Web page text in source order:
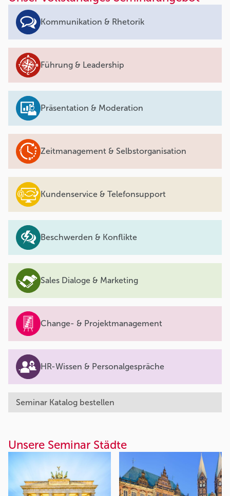
Kommunikation & Rhetorik
Führung & Leadership
Präsentation & Moderation
Zeitmanagement & Selbstorganisation
Kundenservice & Telefonsupport
Beschwerden & Konflikte
Sales Dialoge & Marketing
Change- & Projektmanagement
HR-Wissen & Personalgespräche
Seminar Katalog bestellen
Unsere Seminar Städte